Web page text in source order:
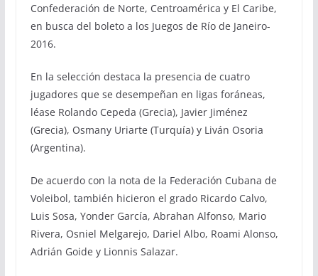
Confederación de Norte, Centroamérica y El Caribe,
en busca del boleto a los Juegos de Río de Janeiro-
2016.
En la selección destaca la presencia de cuatro
jugadores que se desempeñan en ligas foráneas,
léase Rolando Cepeda (Grecia), Javier Jiménez
(Grecia), Osmany Uriarte (Turquía) y Liván Osoria
(Argentina).
De acuerdo con la nota de la Federación Cubana de
Voleibol, también hicieron el grado Ricardo Calvo,
Luis Sosa, Yonder García, Abrahan Alfonso, Mario
Rivera, Osniel Melgarejo, Dariel Albo, Roami Alonso,
Adrián Goide y Lionnis Salazar.